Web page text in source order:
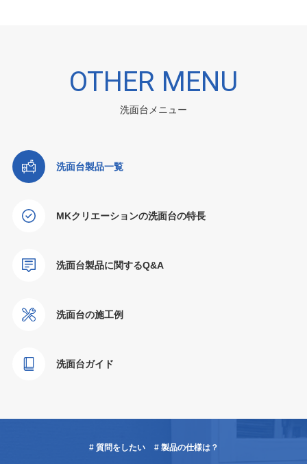
OTHER MENU
洗面台メニュー
洗面台製品一覧
MKクリエーションの洗面台の特長
洗面台製品に関するQ&A
洗面台の施工例
洗面台ガイド
# 質問をしたい # 製品の仕様は？